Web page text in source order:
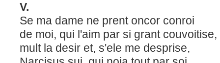
V.
Se ma dame ne prent oncor conroi
de moi, qui l'aim par si grant couvoitise,
mult la desir et, s'ele me desprise,